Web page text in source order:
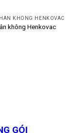
KHÔNG HENKOVAC
không Henkovac
GÓI